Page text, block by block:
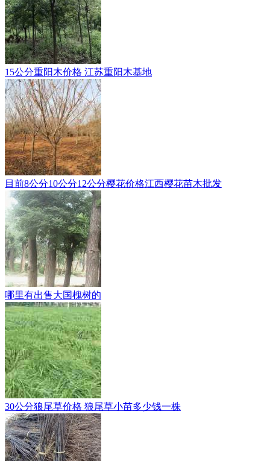
15公分重阳木价格 江苏重阳木基地
目前8公分10公分12公分樱花价格江西樱花苗木批发
哪里有出售大国槐树的
30公分狼尾草价格 狼尾草小苗多少钱一株